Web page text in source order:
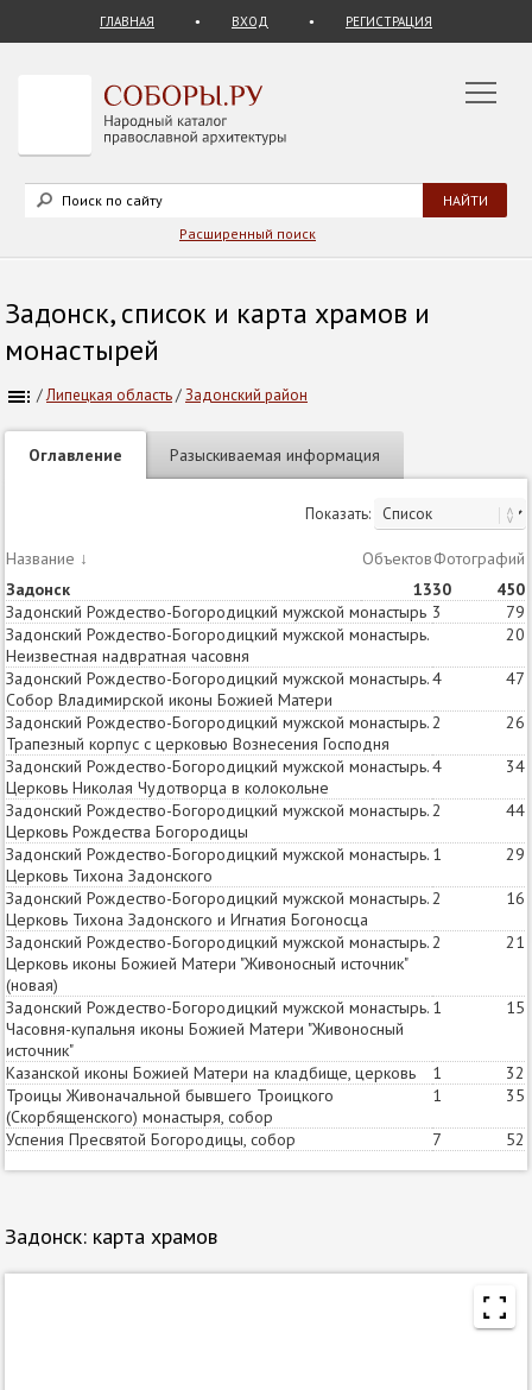
ГЛАВНАЯ ВХОД РЕГИСТРАЦИЯ
Расширенный поиск
Задонск, список и карта храмов и
монастырей
/Липецкая область/Задонский район
Оглавление Разыскиваемая информация
Показать:
Название ↓ ОбъектовСтатей
Фотографий
Задонск
1330 450
Задонский Рождество-Богородицкий мужской монастырь 3 79
Задонский Рождество-Богородицкий мужской монастырь.
Неизвестная надвратная часовня
20
Задонский Рождество-Богородицкий мужской монастырь.
Собор Владимирской иконы Божией Матери
4 47
Задонский Рождество-Богородицкий мужской монастырь.
Трапезный корпус с церковью Вознесения Господня
2 26
Задонский Рождество-Богородицкий мужской монастырь.
Церковь Николая Чудотворца в колокольне
4 34
Задонский Рождество-Богородицкий мужской монастырь.
Церковь Рождества Богородицы
2 44
Задонский Рождество-Богородицкий мужской монастырь.
Церковь Тихона Задонского
1 29
Задонский Рождество-Богородицкий мужской монастырь.
Церковь Тихона Задонского и Игнатия Богоносца
2 16
Задонский Рождество-Богородицкий мужской монастырь.
Церковь иконы Божией Матери "Живоносный источник"
(новая)
2 21
Задонский Рождество-Богородицкий мужской монастырь.
Часовня-купальня иконы Божией Матери "Живоносный
источник"
1 15
Казанской иконы Божией Матери на кладбище, церковь
1 32
Троицы Живоначальной бывшего Троицкого
(Скорбященского) монастыря, собор
1 35
Успения Пресвятой Богородицы, собор 7 52
Задонск: карта храмов